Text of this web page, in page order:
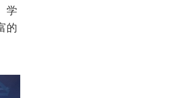
学
的